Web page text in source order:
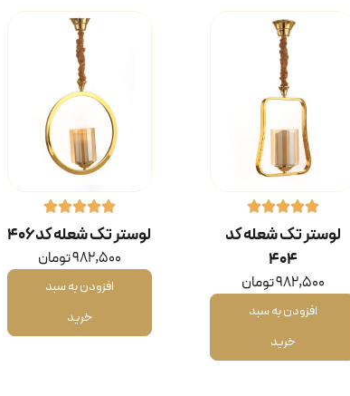
لوستر تک شعله کد
۴۰۴
982,500تومان
افزودن به سبد
خرید
لوستر تک شعله کد ۴۰۶
982,500تومان
افزودن به سبد
خرید